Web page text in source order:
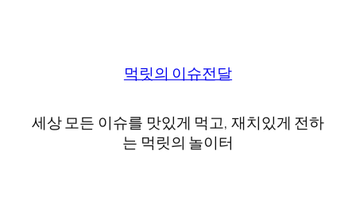
먹릿의 이슈전달
세상 모든 이슈를 맛있게 먹고, 재치있게 전하
는 먹릿의 놀이터